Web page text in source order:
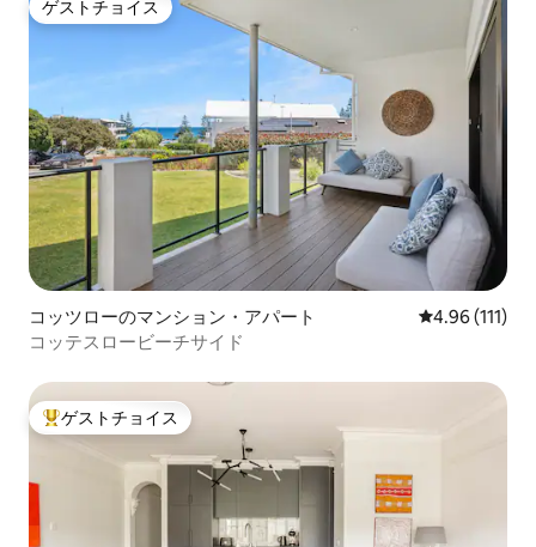
ゲストチョイス
ゲストチョイス
コッツローのマンション・アパート レビュー111
4.96 (111)
コッテスロービーチサイド
大好評のゲストチョイスです。
ゲストチョイス